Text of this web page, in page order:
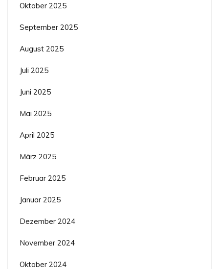
Oktober 2025
September 2025
August 2025
Juli 2025
Juni 2025
Mai 2025
April 2025
März 2025
Februar 2025
Januar 2025
Dezember 2024
November 2024
Oktober 2024